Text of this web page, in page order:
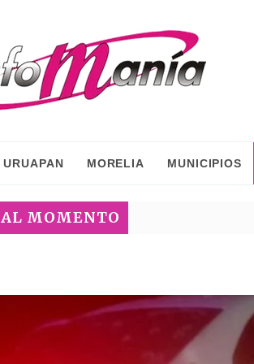
URUAPAN MORELIA MUNICIPIOS
AL MOMENTO